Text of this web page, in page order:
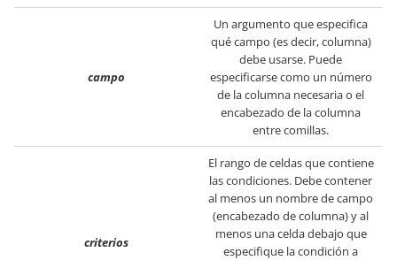
campo
Un argumento que especifica
qué campo (es decir, columna)
debe usarse. Puede
especificarse como un número
de la columna necesaria o el
encabezado de la columna
entre comillas.
criterios
El rango de celdas que contiene
las condiciones. Debe contener
al menos un nombre de campo
(encabezado de columna) y al
menos una celda debajo que
especifique la condición a